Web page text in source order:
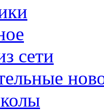
сети